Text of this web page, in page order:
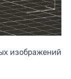
изображений